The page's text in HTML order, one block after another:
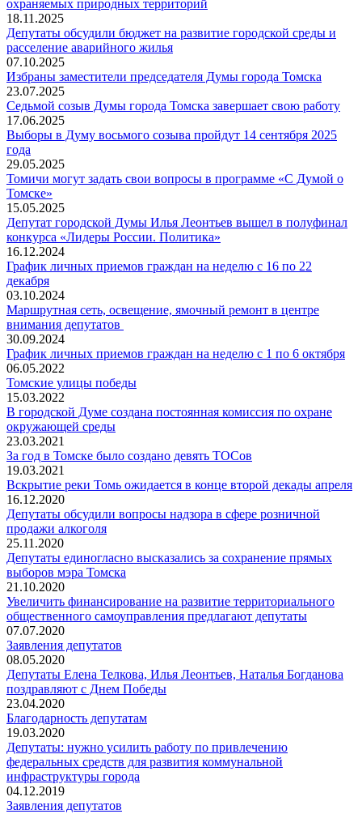
охраняемых природных территорий
18.11.2025
Депутаты обсудили бюджет на развитие городской среды и
расселение аварийного жилья
07.10.2025
Избраны заместители председателя Думы города Томска
23.07.2025
Седьмой созыв Думы города Томска завершает свою работу
17.06.2025
Выборы в Думу восьмого созыва пройдут 14 сентября 2025
года
29.05.2025
Томичи могут задать свои вопросы в программе «С Думой о
Томске»
15.05.2025
Депутат городской Думы Илья Леонтьев вышел в полуфинал
конкурса «Лидеры России. Политика»
16.12.2024
График личных приемов граждан на неделю с 16 по 22
декабря
03.10.2024
Маршрутная сеть, освещение, ямочный ремонт в центре
внимания депутатов
30.09.2024
График личных приемов граждан на неделю с 1 по 6 октября
06.05.2022
Томские улицы победы
15.03.2022
В городской Думе создана постоянная комиссия по охране
окружающей среды
23.03.2021
За год в Томске было создано девять ТОСов
19.03.2021
Вскрытие реки Томь ожидается в конце второй декады апреля
16.12.2020
Депутаты обсудили вопросы надзора в сфере розничной
продажи алкоголя
25.11.2020
Депутаты единогласно высказались за сохранение прямых
выборов мэра Томска
21.10.2020
Увеличить финансирование на развитие территориального
общественного самоуправления предлагают депутаты
07.07.2020
Заявления депутатов
08.05.2020
Депутаты Елена Телкова, Илья Леонтьев, Наталья Богданова
поздравляют с Днем Победы
23.04.2020
Благодарность депутатам
19.03.2020
Депутаты: нужно усилить работу по привлечению
федеральных средств для развития коммунальной
инфраструктуры города
04.12.2019
Заявления депутатов